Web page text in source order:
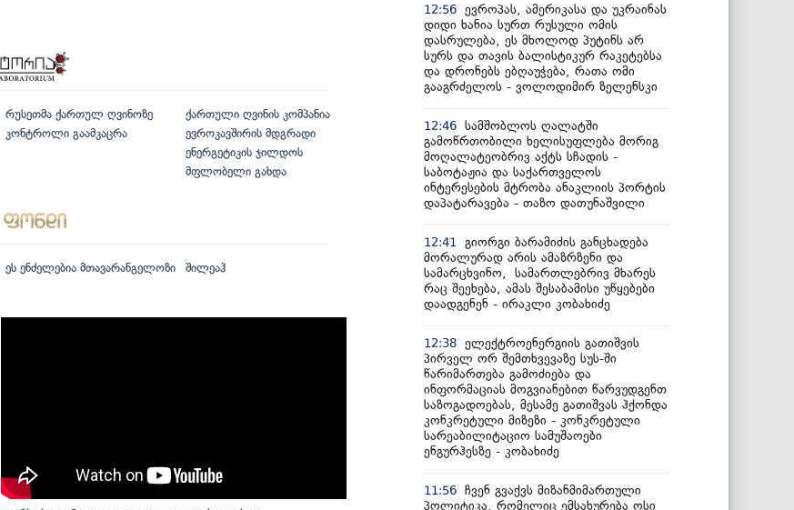
რუსეთმა ქართულ ღვინოზე
კონტროლი გაამკაცრა
ქართული ღვინის კომპანია
ევროკავშირის მდგრადი
ენერგეტიკის ჯილდოს
მფლობელი გახდა
ეს ენძელებია მთავარანგელოზი შილეაჰ
12:56 ევროპას, ამერიკასა და უკრაინას
დიდი ხანია სურთ რუსული ომის
დასრულება, ეს მხოლოდ პუტინს არ
სურს და თავის ბალისტიკურ რაკეტებსა
და დრონებს ებღაუჭება, რათა ომი
გააგრძელოს - ვოლოდიმირ ზელენსკი
12:46 სამშობლოს ღალატში
გამოწრთობილი ხელისუფლება მორიგ
მოღალატეობრივ აქტს სჩადის -
საბოტაჟია და საქართველოს
ინტერესების მტრობა ანაკლიის პორტის
დაპატარავება - თაზო დათუნაშვილი
12:41
გიორგი ბარამიძის განცხადება
მორალურად არის ამაზრზენი და
სამარცხვინო, სამართლებრივ მხარეს
რაც შეეხება, ამას შესაბამისი უწყებები
დაადგენენ - ირაკლი კობახიძე
12:38 ელექტროენერგიის გათიშვის
პირველ ორ შემთხვევაზე სუს-ში
წარიმართება გამოძიება და
ინფორმაციას მოგვიანებით წარვუდგენთ
საზოგადოებას, მესამე გათიშვას ჰქონდა
კონკრეტული მიზეზი - კონკრეტული
სარეაბილიტაციო სამუშაოები
ენგურჰესზე - კობახიძე
11:56 ჩვენ გვაქვს მიზანმიმართული
პოლიტიკა, რომელიც ემსახურება ოსი